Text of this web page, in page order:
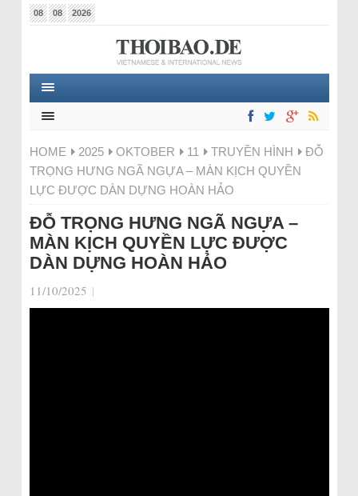
08 08 2026
HOME 2025 OKTOBER 11 TRUYỀN HÌNH
ĐỖ
TRỌNG HƯNG NGÃ NGỰA – MÀN KỊCH QUYỀN
LỰC ĐƯỢC DÀN DỰNG HOÀN HẢO
ĐỖ TRỌNG HƯNG NGÃ NGỰA –
MÀN KỊCH QUYỀN LỰC ĐƯỢC
DÀN DỰNG HOÀN HẢO
11/10/2025 |